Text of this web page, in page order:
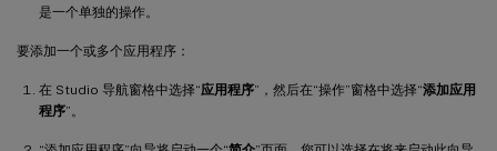
是一个单独的操作。
要添加一个或多个应用程序：
在 Studio 导航窗格中选择“应用程序”，然后在“操作”窗格中选择“添加应用
程序”。